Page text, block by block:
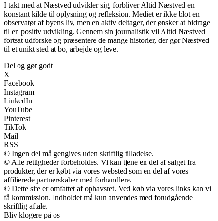
I takt med at Næstved udvikler sig, forbliver Altid Næstved en
konstant kilde til oplysning og refleksion. Mediet er ikke blot en
observatør af byens liv, men en aktiv deltager, der ønsker at bidrage
til en positiv udvikling. Gennem sin journalistik vil Altid Næstved
fortsat udforske og præsentere de mange historier, der gør Næstved
til et unikt sted at bo, arbejde og leve.
Del og gør godt
X
Facebook
Instagram
LinkedIn
YouTube
Pinterest
TikTok
Mail
RSS
© Ingen del må gengives uden skriftlig tilladelse.
© Alle rettigheder forbeholdes. Vi kan tjene en del af salget fra
produkter, der er købt via vores websted som en del af vores
affilierede partnerskaber med forhandlere.
© Dette site er omfattet af ophavsret. Ved køb via vores links kan vi
få kommission. Indholdet må kun anvendes med forudgående
skriftlig aftale.
Bliv klogere på os